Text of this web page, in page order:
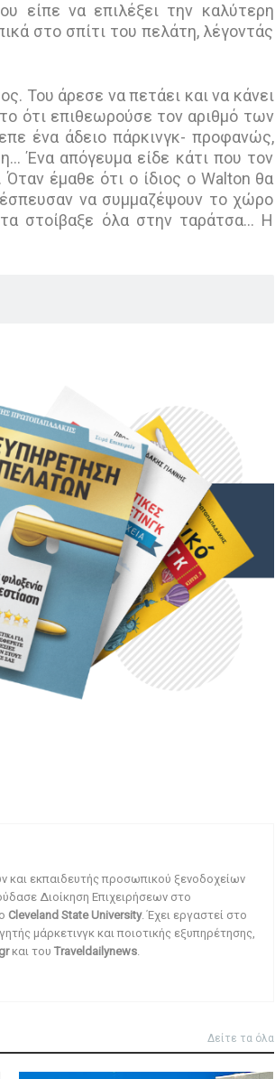
είπε να επιλέξει την καλύτερη
στο σπίτι του πελάτη, λέγοντάς
Του άρεσε να πετάει και να κάνει
ότι επιθεωρούσε τον αριθμό των
ένα άδειο πάρκινγκ- προφανώς,
Ένα απόγευμα είδε κάτι που τον
έμαθε ότι ο ίδιος ο Walton θα
έσπευσαν να συμμαζέψουν το χώρο
στοίβαξε όλα στην ταράτσα... Η
και εκπαιδευτής προσωπικού ξενοδοχείων
Διοίκηση Επιχειρήσεων στο
Cleveland State University. Έχει εργαστεί στο
μάρκετινγκ και ποιοτικής εξυπηρέτησης,
και του Traveldailynews.
Δείτε τα όλα